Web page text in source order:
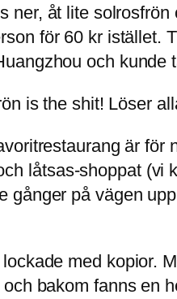
åt lite
för 60 kr istället.
och kunde
is the shit! Löser
är för
låtsas-shoppat (vi
gånger på vägen
med kopior.
bakom fanns en